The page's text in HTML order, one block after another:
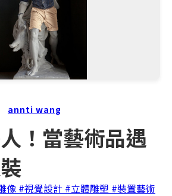
annti wang
！當藝術品遇
像 #視覺設計 #立體雕塑 #裝置藝術